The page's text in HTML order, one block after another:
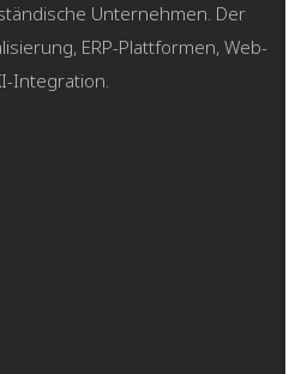
Unternehmen. Der
ERP-Plattformen, Web-
Integration.